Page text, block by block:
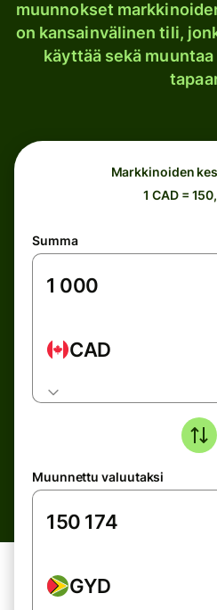
muunnokset
on kansainvälinen tili,
käyttää sekä
Markkinoiden
1 CAD =
Summa
CAD
Muunnettu valuutaksi
GYD